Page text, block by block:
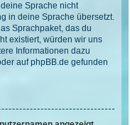
Sprache nicht
in deine Sprache übersetzt.
Sprachpaket, das du
existiert, würden wir uns
Informationen dazu
aufphpBB.de gefunden